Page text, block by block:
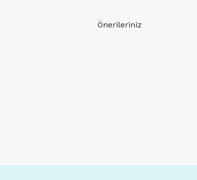
Önerileriniz